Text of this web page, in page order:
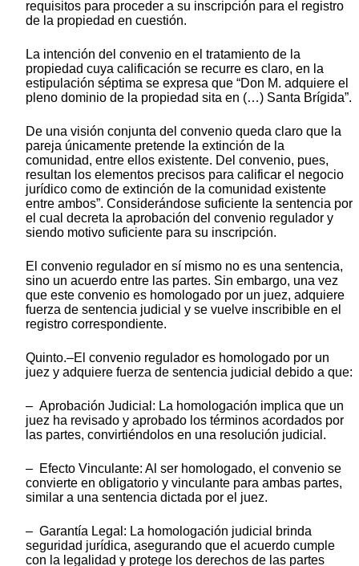
requisitos para proceder a su inscripción para el registro
de la propiedad en cuestión.
La intención del convenio en el tratamiento de la
propiedad cuya calificación se recurre es claro, en la
estipulación séptima se expresa que “Don M. adquiere el
pleno dominio de la propiedad sita en (…) Santa Brígida”.
De una visión conjunta del convenio queda claro que la
pareja únicamente pretende la extinción de la
comunidad, entre ellos existente. Del convenio, pues,
resultan los elementos precisos para calificar el negocio
jurídico como de extinción de la comunidad existente
entre ambos”. Considerándose suficiente la sentencia por
el cual decreta la aprobación del convenio regulador y
siendo motivo suficiente para su inscripción.
El convenio regulador en sí mismo no es una sentencia,
sino un acuerdo entre las partes. Sin embargo, una vez
que este convenio es homologado por un juez, adquiere
fuerza de sentencia judicial y se vuelve inscribible en el
registro correspondiente.
Quinto.–El convenio regulador es homologado por un
juez y adquiere fuerza de sentencia judicial debido a que:
– Aprobación Judicial: La homologación implica que un
juez ha revisado y aprobado los términos acordados por
las partes, convirtiéndolos en una resolución judicial.
– Efecto Vinculante: Al ser homologado, el convenio se
convierte en obligatorio y vinculante para ambas partes,
similar a una sentencia dictada por el juez.
– Garantía Legal: La homologación judicial brinda
seguridad jurídica, asegurando que el acuerdo cumple
con la legalidad y protege los derechos de las partes